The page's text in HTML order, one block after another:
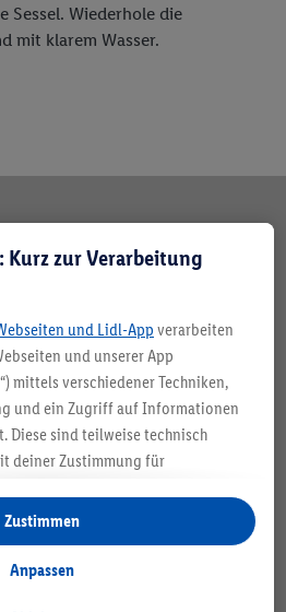
Sessel. Wiederhole die
mit klarem Wasser.
auch? Besser nicht. Damit
schön bleiben, beachte ein
Kurz zur Verarbeitung
und Lidl-App verarbeiten
und unserer App
mittels verschiedener Techniken,
und ein Zugriff auf Informationen
Diese sind teilweise technisch
deiner Zustimmung für
und außerhalb der Lidl-
Teilnehmer des Lidl Plus-
diese Zwecke auch Daten aus
Anpassen
Zustimmen